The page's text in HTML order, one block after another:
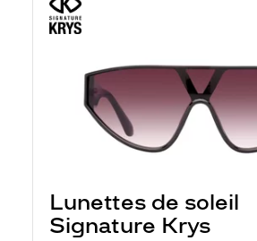
Lunettes de soleil
Signature Krys